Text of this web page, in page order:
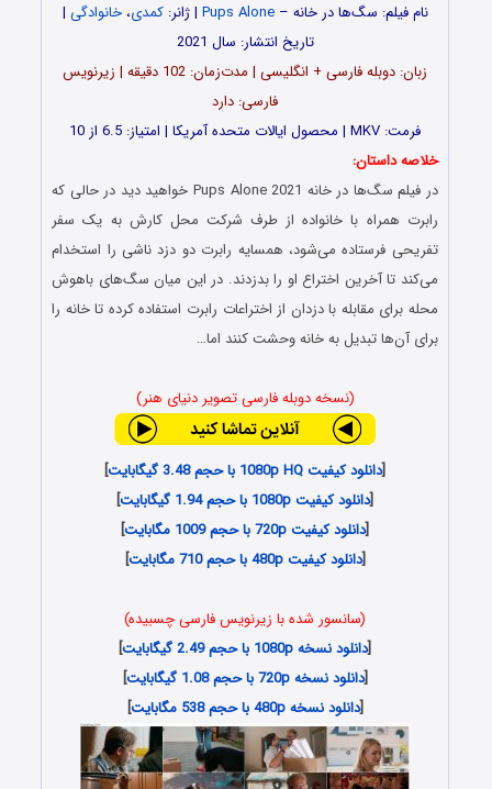
نام فیلم: سگ‌ها در خانه –Pups Alone | ژانر:کمدی،خانوادگی |
تاریخ انتشار: سال 2021
زبان: دوبله فارسی + انگلیسی | مدت‌‌زمان: 102 دقیقه | زیرنویس
فارسی: دارد
فرمت: MKV | محصول ایالات متحده آمریکا | امتیاز: 6.5 از 10
خلاصه داستان:
در فیلم سگ‌ها در خانه Pups Alone 2021 خواهید دید در حالی که
رابرت همراه با خانواده از طرف شرکت محل کارش به یک سفر
تفریحی فرستاده می‌شود، همسایه رابرت دو دزد ناشی را استخدام
می‌کند تا آخرین اختراع او را بدزدند. در این میان سگ‌های باهوش
محله برای مقابله با دزدان از اختراعات رابرت استفاده کرده تا خانه را
برای آن‌ها تبدیل به خانه وحشت کنند اما…
(نسخه دوبله فارسی تصویر دنیای هنر)
[دانلود کیفیت 1080p HQ با حجم 3.48 گیگابایت
]
[دانلود کیفیت 1080p با حجم 1.94 گیگابایت
]
[دانلود کیفیت 720p با حجم 1009 مگابایت
]
[دانلود کیفیت 480p با حجم 710 مگابایت ]
(سانسور شده با زیرنویس فارسی چسبیده)
[دانلود نسخه 1080p با حجم 2.49 گیگابایت
]
[دانلود نسخه 720p با حجم 1.08 گیگابایت
]
[دانلود نسخه 480p با حجم 538 مگابایت ]